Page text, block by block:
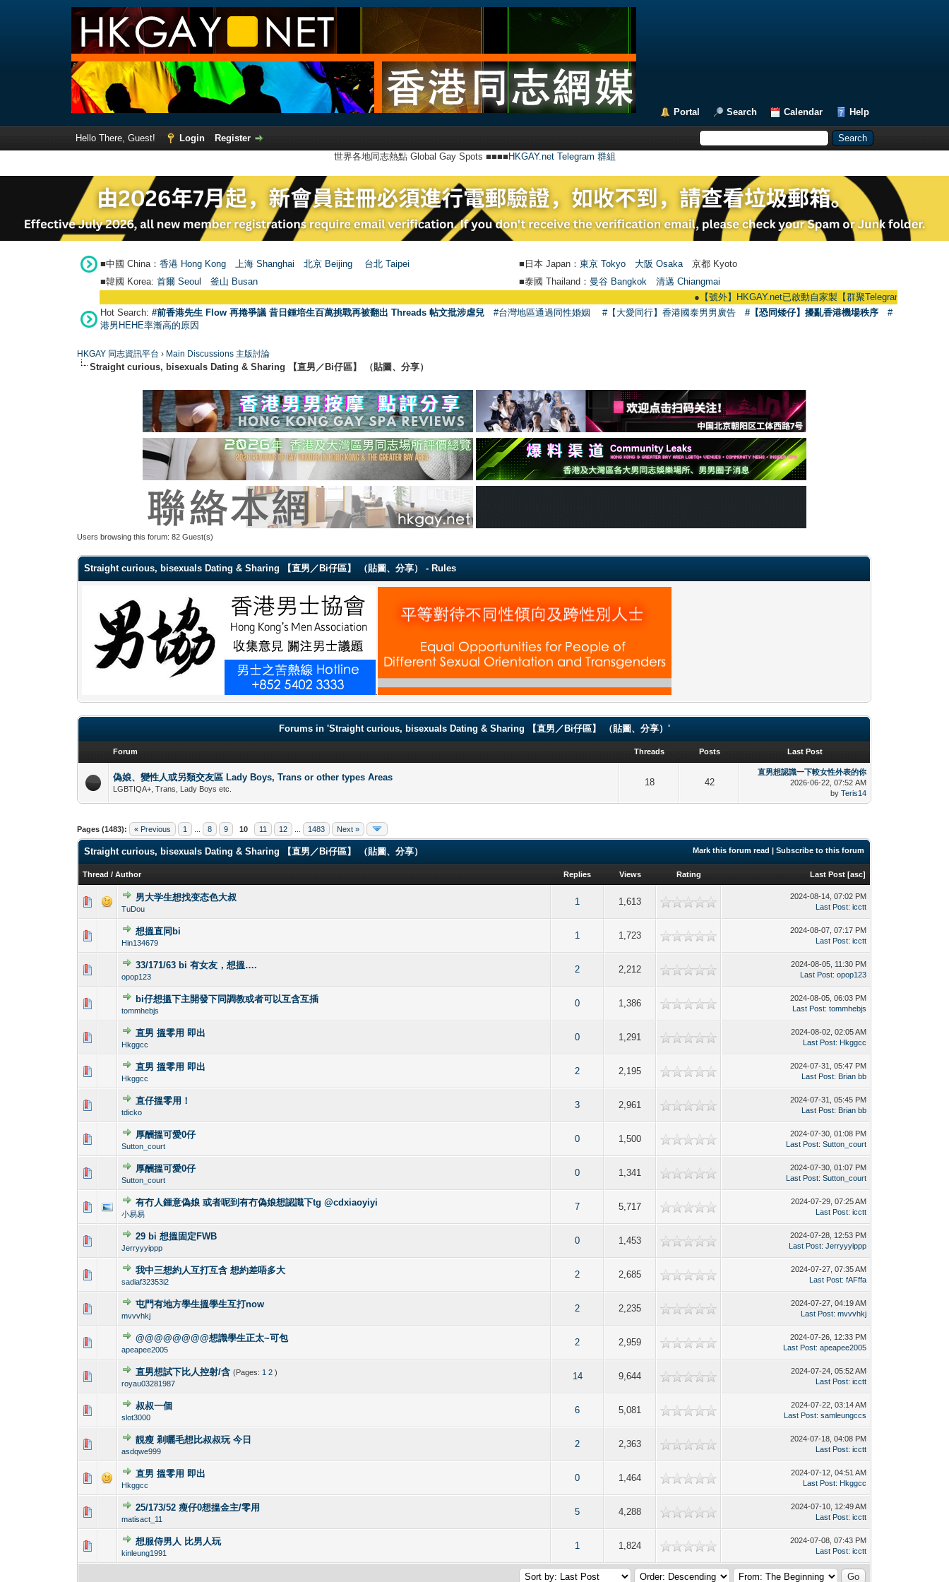
Portal Search Calendar Help
Hello There, Guest! Login
Register
世界各地同志熱點 Global Gay Spots ■■■■ HKGAY.net Telegram 群組
■中國 China： 香港 Hong Kong 上海 Shanghai 北京 Beijing 台北 Taipei ■日本 Japan： 東京 Tokyo 大阪 Osaka 京都 Kyoto
■韓國 Korea: 首爾 Seou 釜山 Busan ■泰國 Thailand： 曼谷 Bangkok
清邁 Chiangmai
【號外】HKGAY.net已啟動自家製【群聚Telegram群組】
Hot Search: #前香港先生 Flow 再捲爭議 昔日鍾培生百萬挑戰再被翻出 Threads 帖文批涉虐兒 #台灣地區通過同性婚姻 #【大愛同行】香港國泰男男廣告 #【恐同矮仔】擾亂香港機場秩序
#
港男HEHE率漸高的原因
HKGAY 同志資訊平台 › Main Discussions 主版討論
Straight curious, bisexuals Dating & Sharing 【直男／Bi仔區】 （貼圖、分享）
Users browsing this forum: 82 Guest(s)
Straight curious, bisexuals Dating & Sharing 【直男／Bi仔區】 （貼圖、分享） - Rules
Forums in 'Straight curious, bisexuals Dating & Sharing 【直男／Bi仔區】 （貼圖、分享）'
Forum Threads Posts Last Post
偽娘、變性人或另類交友區 Lady Boys, Trans or other types Areas
LGBTIQA+, Trans, Lady Boys etc.
18 42
直男想認識一下較女性外表的你
2026-06-22, 07:52 AM
byTeris14
Pages (1483): « Previous 1 8 9 10 11 12 1483 Next »
Mark this forum read |Subscribe to this forum
Straight curious, bisexuals Dating & Sharing 【直男／Bi仔區】 （貼圖、分享）
Thread /Author Replies Views Rating Last Post [asc]
男大学生想找变态色大叔
TuDou
1 1,613
2024-08-14, 07:02 PM
Last Post:icctt
想搵直同bi
Hin134679
1 1,723
2024-08-07, 07:17 PM
Last Post:icctt
33/171/63 bi 有女友，想搵….
opop123
2 2,212
0 Vote(s) - 0 out of 5 in Average
2024-08-05, 11:30 PM
Last Post:opop123
bi仔想搵下主開發下同調教或者可以互含互插
tommhebjs
0 1,386
0 Vote(s) - 0 out of 5 in Average
12
2024-08-05, 06:03 PM
Last Post:tommhebjs
直男 搵零用 即出
Hkggcc
0 1,291
2024-08-02, 02:05 AM
Last Post: Hkggcc
直男 搵零用 即出
Hkggcc
2 2,195
2024-07-31, 05:47 PM
Last Post: Brian bb
直仔搵零用！
tdicko
3 2,961
2024-07-31, 05:45 PM
Last Post: Brian bb
厚酬搵可愛0仔
Sutton_court
0 1,500
2024-07-30, 01:08 PM
Last Post:Sutton_court
厚酬搵可愛0仔
Sutton_court
0 1,341
2024-07-30, 01:07 PM
Last Post:Sutton_court
有冇人鍾意偽娘 或者呢到有冇偽娘想認識下tg @cdxiaoyiyi
小易易
7 5,717
0 Vote(s) - 0 out of 5 in Average
12 345
2024-07-29, 07:25 AM
Last Post:icctt
29 bi 想搵固定FWB
Jerryyyippp
0 1,453
2024-07-28, 12:53 PM
Last Post:Jerryyyippp
我中三想約人互打互含 想約差唔多大
sadiaf32353i2
2 2,685
0 Vote(s) - 0 out of 5 in Average
2024-07-27, 07:35 AM
Last Post:fAFffa
屯門有地方學生搵學生互打now
mvvvhkj
2 2,235
0 Vote(s) - 0 out of 5 in Average
2024-07-27, 04:19 AM
Last Post:mvvvhkj
@@@@@@@@想識學生正太~可包
apeapee2005
2 2,959
0 Vote(s) - 0 out of 5 in Average
2024-07-26, 12:33 PM
Last Post:apeapee2005
直男想試下比人控射/含 (Pages: 1 2 )
royau03281987
14 9,644
0 Vote(s) - 0 out of 5 in Average
2024-07-24, 05:52 AM
Last Post:icctt
叔叔一個
slot3000
6 5,081
2024-07-22, 03:14 AM
Last Post:samleungccs
靚瘦 剃曬毛想比叔叔玩 今日
asdqwe999
2 2,363
0 Vote(s) - 0 out of 5 in Average
2024-07-18, 04:08 PM
Last Post:icctt
直男 搵零用 即出
Hkggcc
0 1,464
2024-07-12, 04:51 AM
Last Post: Hkggcc
25/173/52 瘦仔0想搵金主/零用
matisact_11
5 4,288
0 Vote(s) - 0 out of 5 in Average
2024-07-10, 12:49 AM
Last Post:icctt
想服侍男人 比男人玩
kinleung1991
1 1,824
2024-07-08, 07:43 PM
Last Post:icctt